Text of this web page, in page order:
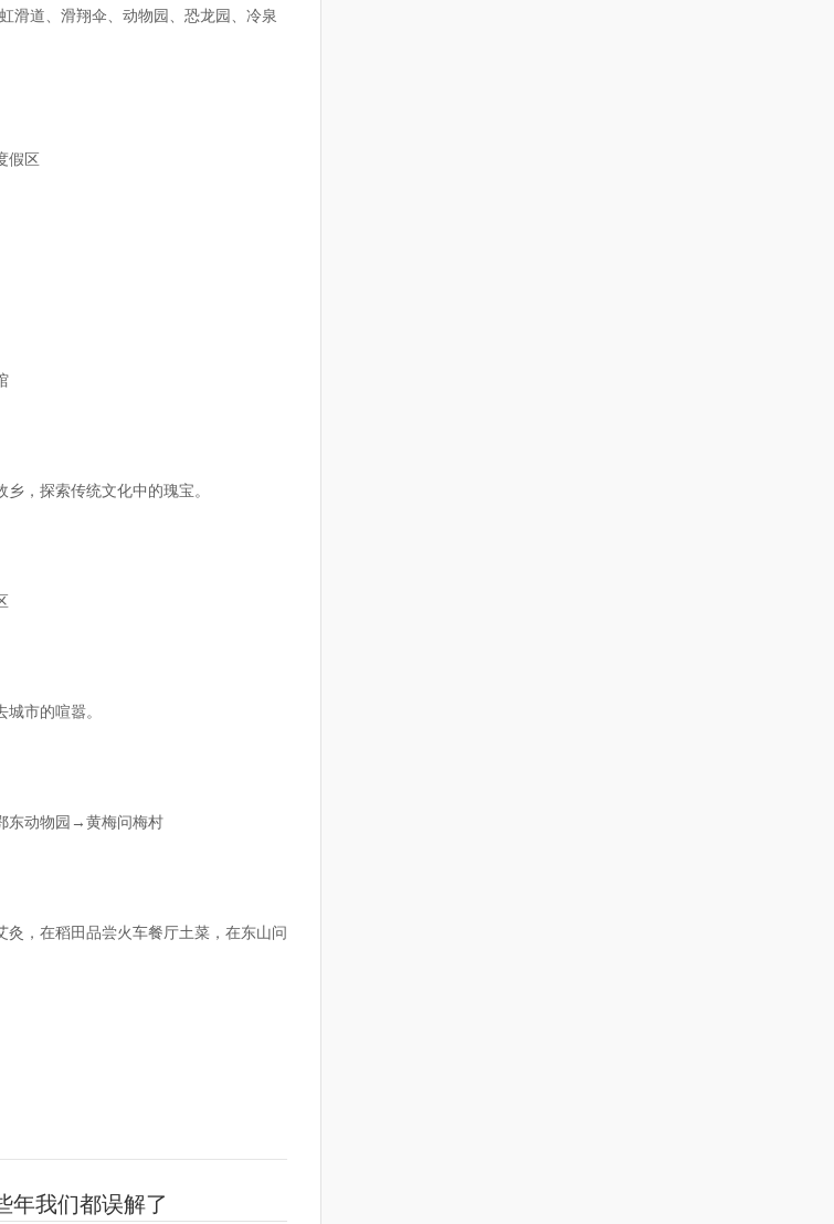
滑道、滑翔伞、动物园、恐龙园、冷泉
假区
，探索传统文化中的瑰宝。
市的喧嚣。
东动物园→黄梅问梅村
，在稻田品尝火车餐厅土菜，在东山问
年我们都误解了